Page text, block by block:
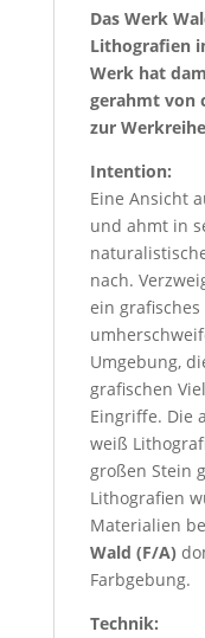
Das Werk
Lithografien
Werk hat
gerahmt von
zur
Intention:
Eine Ansicht
und ahmt in
nach.
ein
Umgebung,
grafischen
Eingriffe. Die
weiß
großen Stein
Lithografien
Materialien
Wald (F/A)
Farbgebung.
Technik: